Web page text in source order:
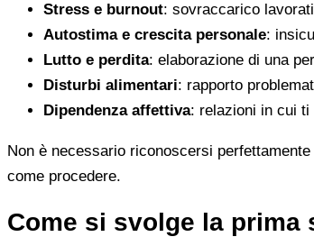
Stress e burnout: sovraccarico
Autostima e crescita personale:
Lutto e perdita: elaborazione di una
Disturbi alimentari: rapporto
Dipendenza affettiva: relazioni in cui ti
Non è necessario riconoscersi
come procedere.
Come si svolge la